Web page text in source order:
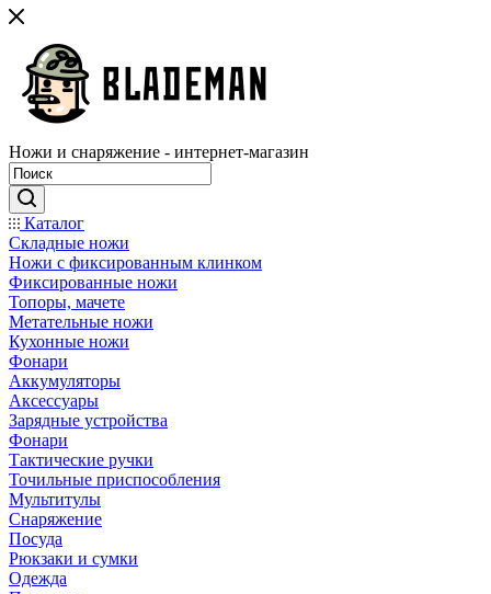
Ножи и снаряжение - интернет-магазин
Каталог
Складные ножи
Ножи с фиксированным клинком
Фиксированные ножи
Топоры, мачете
Метательные ножи
Кухонные ножи
Фонари
Аккумуляторы
Аксессуары
Зарядные устройства
Фонари
Тактические ручки
Точильные приспособления
Мультитулы
Снаряжение
Посуда
Рюкзаки и сумки
Одежда